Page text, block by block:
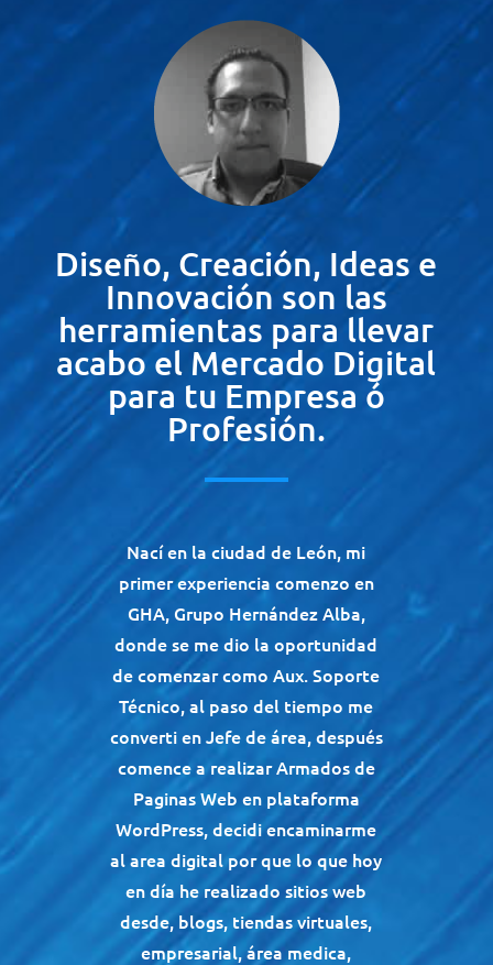
Diseño, Creación, Ideas e
Innovación son las
herramientas para llevar
acabo el Mercado Digital
para tu Empresa ó
Profesión.
Nací en la ciudad de León, mi
primer experiencia comenzo en
GHA, Grupo Hernández Alba,
donde se me dio la oportunidad
de comenzar como Aux. Soporte
Técnico, al paso del tiempo me
converti en Jefe de área, después
comence a realizar Armados de
Paginas Web en plataforma
WordPress, decidi encaminarme
al area digital por que lo que hoy
en día he realizado sitios web
desde, blogs, tiendas virtuales,
empresarial, área medica,